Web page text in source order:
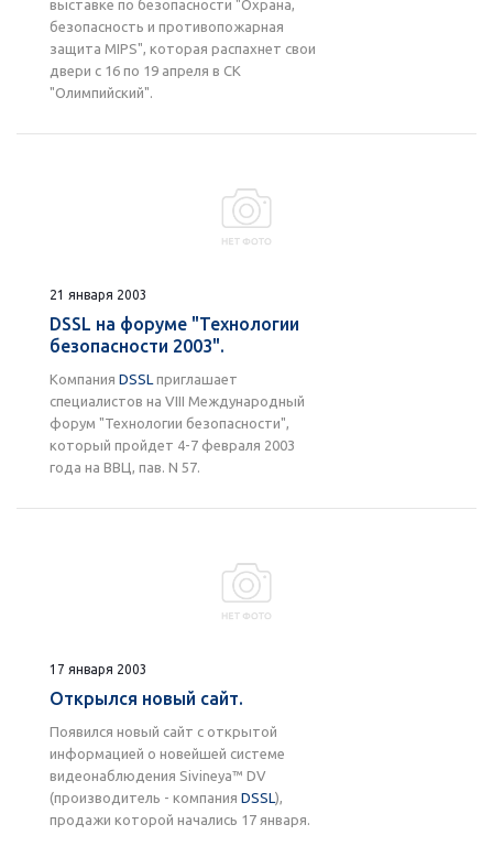
выставке по безопасности "Охрана,
безопасность и противопожарная
защита MIPS", которая распахнет свои
двери с 16 по 19 апреля в СК
"Олимпийский".
21 января 2003
DSSL на форуме "Технологии
безопасности 2003".
Компания DSSL приглашает
специалистов на VIII Международный
форум "Технологии безопасности",
который пройдет 4-7 февраля 2003
года на ВВЦ, пав. N 57.
17 января 2003
Открылся новый сайт.
Появился новый сайт с открытой
информацией о новейшей системе
видеонаблюдения Sivineya™ DV
(производитель - компания DSSL),
продажи которой начались 17 января.